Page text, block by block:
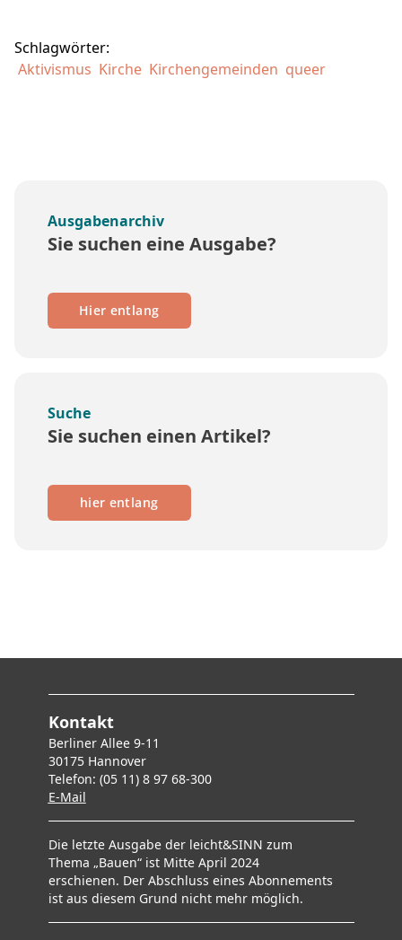
Schlagwörter:
Aktivismus Kirche Kirchengemeinden queer
Ausgabenarchiv
Sie suchen eine Ausgabe?
Hier entlang
Suche
Sie suchen einen Artikel?
hier entlang
Kontakt
Berliner Allee 9-11
30175 Hannover
Telefon: (05 11) 8 97 68-300
E-Mail
Die letzte Ausgabe der leicht&SINN zum
Thema „Bauen“ ist Mitte April 2024
erschienen. Der Abschluss eines Abonnements
ist aus diesem Grund nicht mehr möglich.